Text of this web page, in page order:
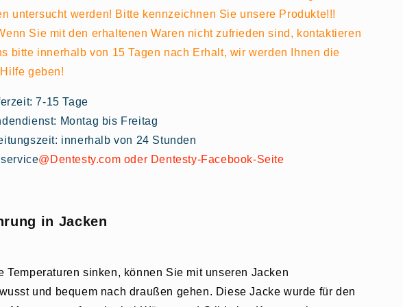
untersucht werden! Bitte kennzeichnen Sie unsere Produkte!!!
Sie mit den erhaltenen Waren nicht zufrieden sind, kontaktieren
bitte innerhalb von 15 Tagen nach Erhalt, wir werden Ihnen die
geben!
7-15 Tage
Montag bis Freitag
innerhalb von 24 Stunden
@Dentesty.com oder Dentesty-Facebook-Seite
in Jacken
Temperaturen sinken, können Sie mit unseren Jacken
und bequem nach draußen gehen. Diese Jacke wurde für den